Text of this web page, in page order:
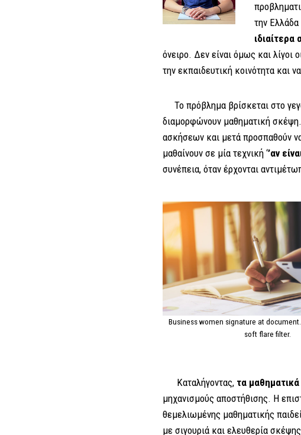
την Ελλάδα
ιδιαίτερα
όνειρο. Δεν είναι όμως και λίγοι
την εκπαιδευτική κοινότητα και
Το πρόβλημα βρίσκεται στο
διαμορφώνουν μαθηματική
ασκήσεων και μετά προσπαθούν
μαθαίνουν σε μία τεχνική ‘’αν
συνέπεια, όταν έρχονται
Business women signature at
soft flare filter.
Καταλήγοντας, τα
μηχανισμούς αποστήθισης. Η
θεμελιωμένης μαθηματικής
με σιγουριά και ελευθερία